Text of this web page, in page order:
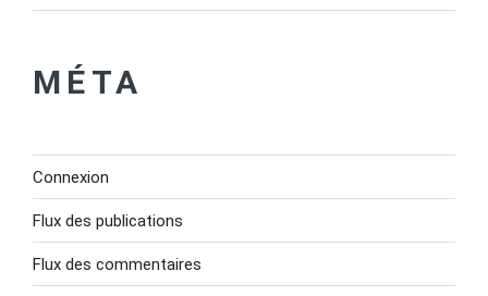
MÉTA
Connexion
Flux des publications
Flux des commentaires